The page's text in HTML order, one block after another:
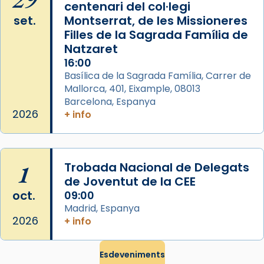
duració aproximada de tres hores. Després,
processó (recuperada el 1972) al voltant
del temple amb les relíquies de les santes.
Des de 1985 hi participa també un grup de
diablesses amb música i ball propis. Festa
gran a Mataró.
«Si vols saber què és calor, ves per les
Santes a Mataró»🥵.
set.
2026
centenari del col·legi
Montserrat, de les Missioneres
Filles de la Sagrada Família de
Natzaret
16:00
Basílica de la Sagrada Família, Carrer de
Mallorca, 401, Eixample, 08013
Barcelona, Espanya
+ info
1
oct.
2026
Trobada Nacional de Delegats
de Joventut de la CEE
09:00
Madrid, Espanya
+ info
Esdeveniments